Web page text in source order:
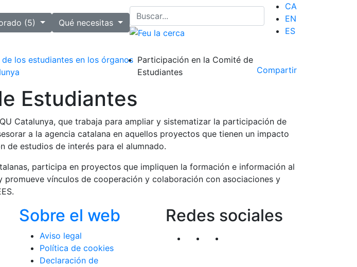
(5)
Qué necesitas
CA
EN
ES
los estudiantes en los órganos Participación en la Comité de
Estudiantes
Compartir
Estudiantes
Catalunya, que trabaja para ampliar y sistematizar la participación de
a la agencia catalana en aquellos proyectos que tienen un impacto
estudios de interés para el alumnado.
participa en proyectos que impliquen la formación e información al
vínculos de cooperación y colaboración con asociaciones y
Sobre el web
Aviso legal
Política de cookies
Declaración de
Redes sociales
Segueix-nos al nostre canal de Twitter